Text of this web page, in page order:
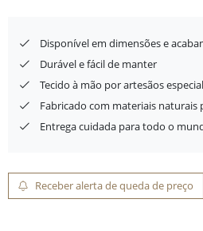
Disponível em dimensões e
Durável e fácil de manter
Tecido à mão por artesãos
Fabricado com materiais naturais
Entrega cuidada para todo o
Receber alerta de queda de preço